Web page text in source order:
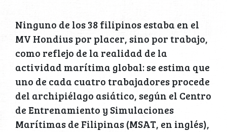
Ninguno de los 38 filipinos estaba en el
MV Hondius por placer, sino por trabajo,
como reflejo de la realidad de la
actividad marítima global: se estima que
uno de cada cuatro trabajadores procede
del archipiélago asiático, según el Centro
de Entrenamiento y Simulaciones
Marítimas de Filipinas (MSAT, en inglés),